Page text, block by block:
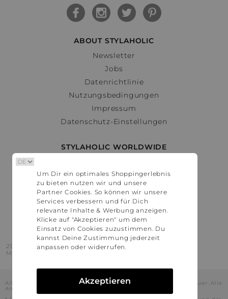
ABOUT STYLAHOLIC
Newsletter
Jobs
Datenrichtlinie
Nutzungsbedingungen
Impressum
Datenschutz-Einstellungen
STYLAHOLIC WORLDWIDE
Österreich
Schweiz
France
United States
2016 - 2026 © Stylaholic.
Made for you with love in munich.
Alle Preise inkl. der jeweils geltenden gesetzlichen Mehrwertsteuer. Alle
Angaben ohne Gewähr.
Um Dir ein optimales Shoppingerlebnis
zu bieten nutzen wir und unsere
Partner Cookies. So können wir unsere
Services verbessern und für Dich
relevante Inhalte & Werbung anzeigen.
Klicke auf "Akzeptieren" um dem
Einsatz von Cookies zuzustimmen. Du
kannst Deine Zustimmung jederzeit
anpassen oder widerrufen.
Akzeptieren